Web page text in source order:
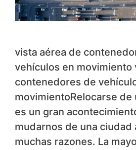
vista aérea de
vehículos en movimiento
contenedores de
movimientoRelocarse de
es un gran
mudarnos de una ciudad
muchas razones. La